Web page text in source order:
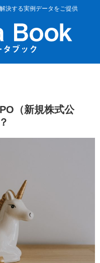
決する実例データをご提供
（新規株式公